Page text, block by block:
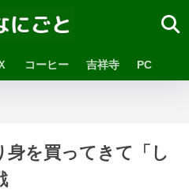
コーヒー 吉祥寺 PC
身を買ってきて「し